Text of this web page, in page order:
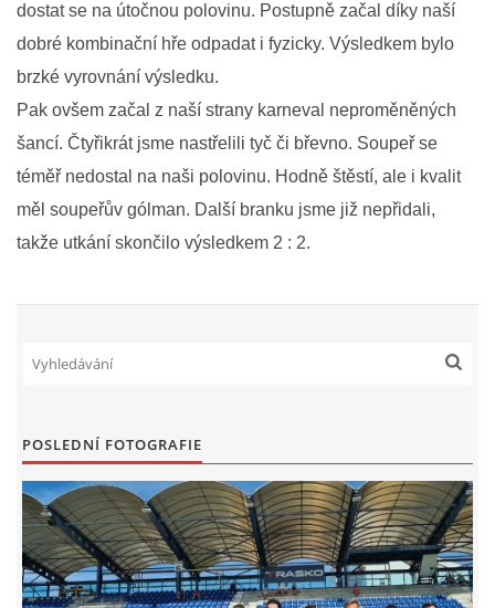
FKD, z.s.
Drnovice 704
68304 Drnovice
ičo 27005305
č.ú. 3227086359 / 0800
sekretarfkd@centrum.cz
© 2026 eStránky.cz
dostat se na útočnou polovinu. Postupně začal díky naší
dobré kombinační hře odpadat i fyzicky. Výsledkem bylo
brzké vyrovnání výsledku.
Pak ovšem začal z naší strany karneval neproměněných
šancí. Čtyřikrát jsme nastřelili tyč či břevno. Soupeř se
téměř nedostal na naši polovinu. Hodně štěstí, ale i kvalit
měl soupeřův gólman. Další branku jsme již nepřidali,
takže utkání skončilo výsledkem 2 : 2.
POSLEDNÍ FOTOGRAFIE